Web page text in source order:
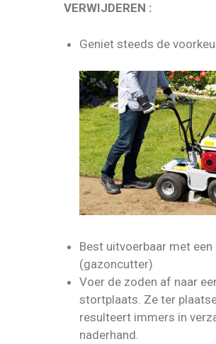
VERWIJDEREN :
Geniet steeds de
Best uitvoerbaar met
(gazoncutter)
Voer de zoden af naar
stortplaats. Ze ter
resulteert immers in
naderhand.